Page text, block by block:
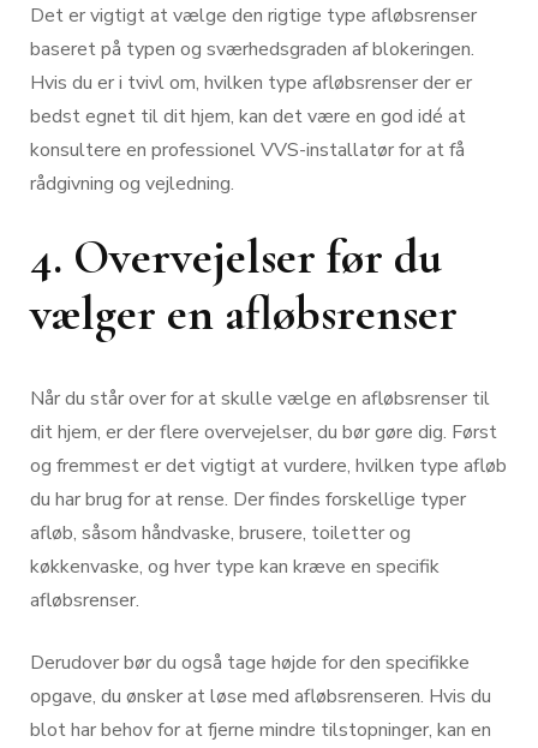
Det er vigtigt at vælge den rigtige type afløbsrenser
baseret på typen og sværhedsgraden af blokeringen.
Hvis du er i tvivl om, hvilken type afløbsrenser der er
bedst egnet til dit hjem, kan det være en god idé at
konsultere en professionel VVS-installatør for at få
rådgivning og vejledning.
4. Overvejelser før du
vælger en afløbsrenser
Når du står over for at skulle vælge en afløbsrenser til
dit hjem, er der flere overvejelser, du bør gøre dig. Først
og fremmest er det vigtigt at vurdere, hvilken type afløb
du har brug for at rense. Der findes forskellige typer
afløb, såsom håndvaske, brusere, toiletter og
køkkenvaske, og hver type kan kræve en specifik
afløbsrenser.
Derudover bør du også tage højde for den specifikke
opgave, du ønsker at løse med afløbsrenseren. Hvis du
blot har behov for at fjerne mindre tilstopninger, kan en